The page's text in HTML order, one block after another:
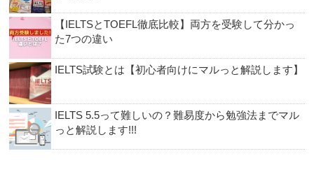
【IELTSとTOEFL徹底比較】両方を受験して分かっ
た7つの違い
IELTS試験とは【初心者向けにマルっと解説します】
IELTS 5.5って難しいの？難易度から勉強法までマル
っと解説します!!!